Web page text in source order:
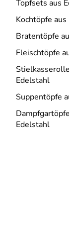
Topfsets aus
Kochtöpfe
Bratentöpfe
Fleischtöpfe
Edelstahl
Suppentöpfe
Edelstahl